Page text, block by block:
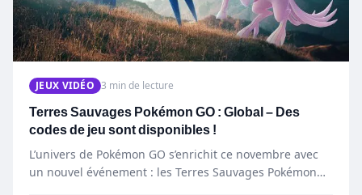
JEUX VIDÉO 3 min de lecture
Terres Sauvages Pokémon GO : Global – Des
codes de jeu sont disponibles !
L’univers de Pokémon GO s’enrichit ce novembre avec
un nouvel événement : les Terres Sauvages Pokémon